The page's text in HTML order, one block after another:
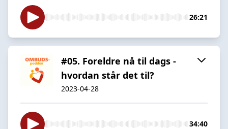
26:21
#05. Foreldre nå til dags -
hvordan står det til?
2023-04-28
34:40